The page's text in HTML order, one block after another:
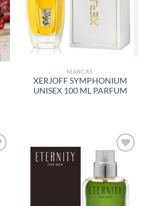
MARCAS
XERJOFF SYMPHONIUM
UNISEX 100 ML PARFUM
AÑADIR
LISTA
DE